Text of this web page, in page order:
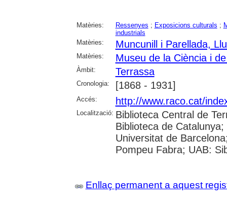
Matèries: Ressenyes ; Exposicions culturals ;
industrials
Matèries:
Muncunill i Parellada,
Matèries: Museu de la Ciència i
Àmbit: Terrassa
Cronologia: [1868 - 1931]
Accés: http://www.raco.cat/
Localització: Biblioteca Central de
Biblioteca de
Universitat de
Pompeu Fabra; UAB:
Enllaç permanent a aquest